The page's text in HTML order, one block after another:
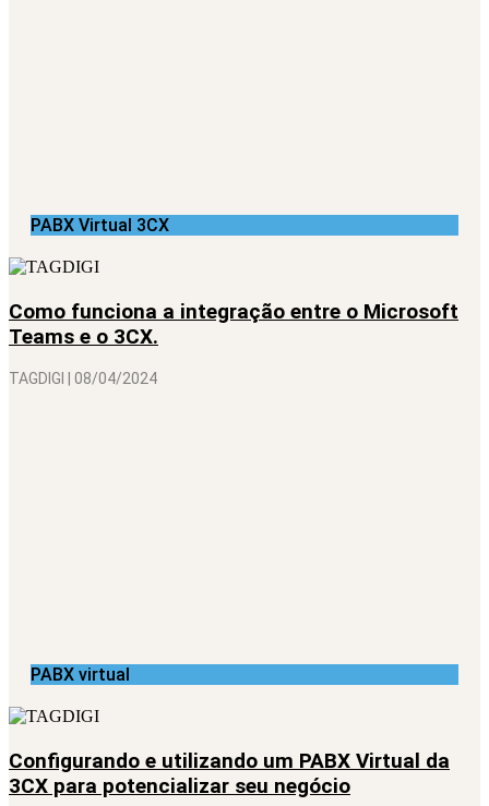
PABX Virtual 3CX
Como funciona a integração entre o Microsoft
Teams e o 3CX.
TAGDIGI 08/04/2024
PABX virtual
Configurando e utilizando um PABX Virtual da
3CX para potencializar seu negócio